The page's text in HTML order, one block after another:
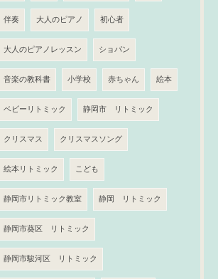
伴奏 大人のピアノ 初心者
大人のピアノレッスン ショパン
音楽の教科書 小学校 赤ちゃん 絵本
ベビーリトミック 静岡市 リトミック
クリスマス クリスマスソング
絵本リトミック こども
静岡市リトミック教室 静岡 リトミック
静岡市葵区 リトミック
静岡市駿河区 リトミック